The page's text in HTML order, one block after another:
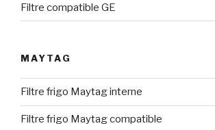
Filtre compatible GE
MAYTAG
Filtre frigo Maytag interne
Filtre frigo Maytag compatible